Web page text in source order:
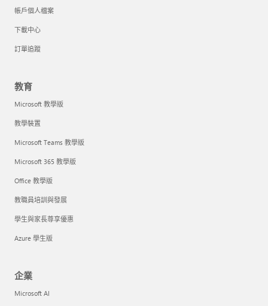
帳戶個人檔案
下載中心
訂單追蹤
教育
Microsoft 教學版
教學裝置
Microsoft Teams 教學版
Microsoft 365 教學版
Office 教學版
教職員培訓與發展
學生與家長尊享優惠
Azure 學生版
企業
Microsoft AI